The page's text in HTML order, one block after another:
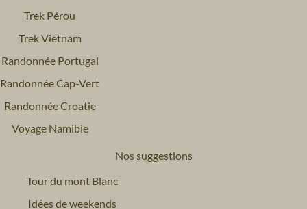
Trek Pérou
Trek Vietnam
Randonnée Portugal
Randonnée Cap-Vert
Randonnée Croatie
Voyage Namibie
Nos suggestions
Tour du mont Blanc
Idées de weekends